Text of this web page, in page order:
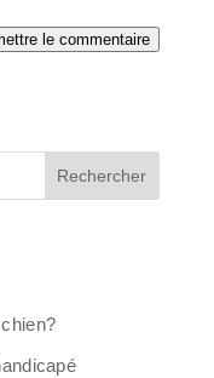
le commentaire
Rechercher